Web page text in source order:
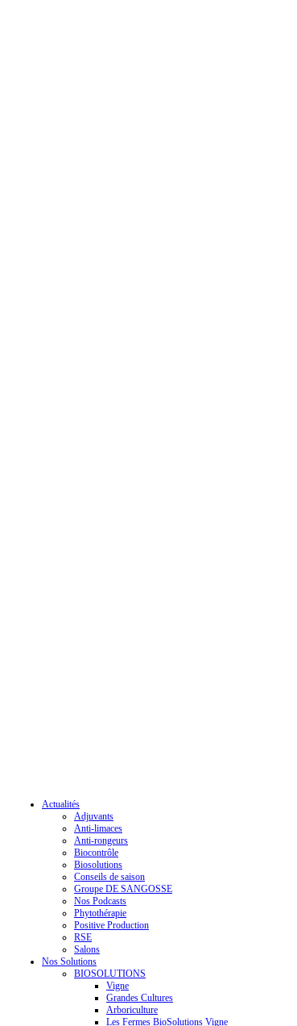
Actualités
Adjuvants
Anti-limaces
Anti-rongeurs
Biocontrôle
Biosolutions
Conseils de saison
Groupe DE SANGOSSE
Nos Podcasts
Phytothérapie
Positive Production
RSE
Salons
Nos Solutions
BIOSOLUTIONS
Vigne
Grandes Cultures
Arboriculture
Les Fermes BioSolutions Vigne